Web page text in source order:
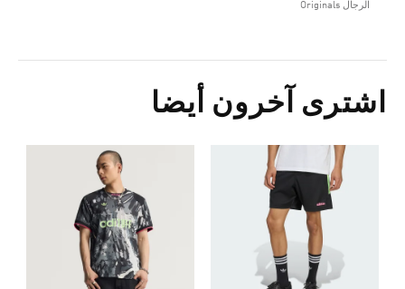
الرجال Originals
اشترى آخرون أيضا